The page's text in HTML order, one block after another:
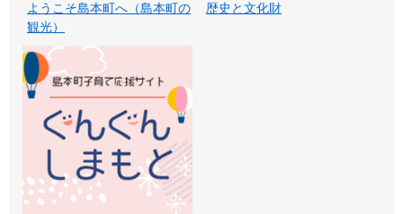
ようこそ島本町へ（島本町の
観光）
歴史と文化財